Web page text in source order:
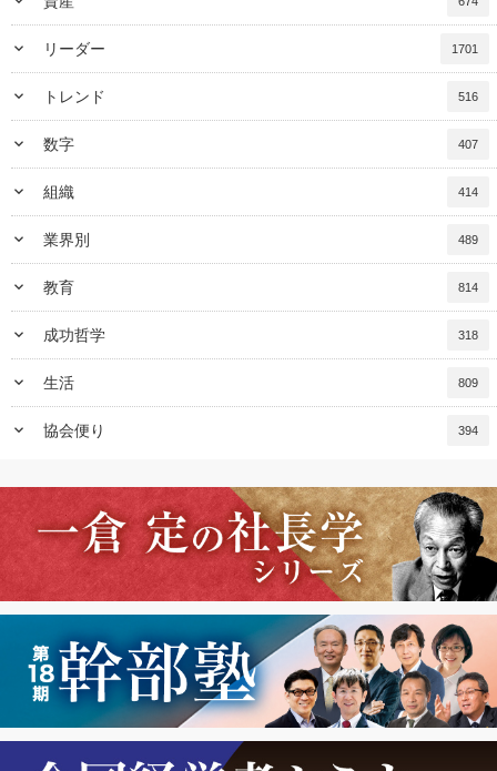
keyboard_arrow_down リーダー 1701
keyboard_arrow_down トレンド 516
keyboard_arrow_down 数字 407
keyboard_arrow_down 組織 414
keyboard_arrow_down 業界別 489
keyboard_arrow_down 教育 814
keyboard_arrow_down 成功哲学 318
keyboard_arrow_down 生活 809
keyboard_arrow_down 協会便り 394